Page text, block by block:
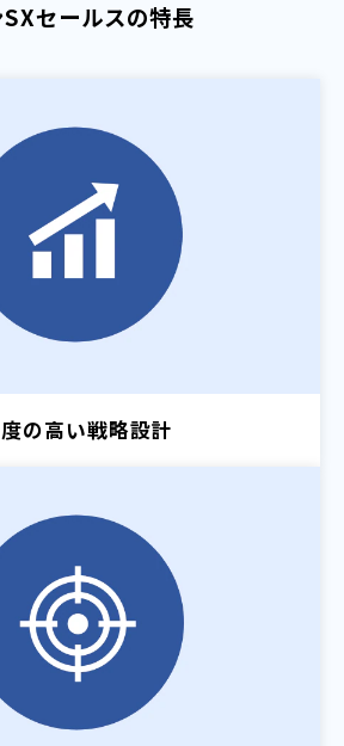
セールスの特長
の高い戦略設計